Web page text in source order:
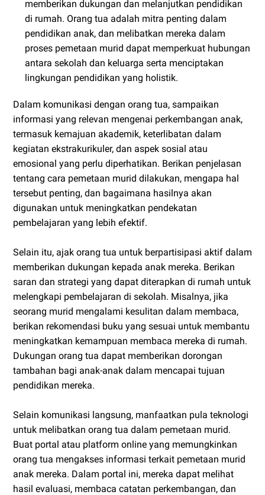
memberikan dukungan dan melanjutkan pendidikan
di rumah. Orang tua adalah mitra penting dalam
pendidikan anak, dan melibatkan mereka dalam
proses pemetaan murid dapat memperkuat hubungan
antara sekolah dan keluarga serta menciptakan
lingkungan pendidikan yang holistik.
Dalam komunikasi dengan orang tua, sampaikan
informasi yang relevan mengenai perkembangan anak,
termasuk kemajuan akademik, keterlibatan dalam
kegiatan ekstrakurikuler, dan aspek sosial atau
emosional yang perlu diperhatikan. Berikan penjelasan
tentang cara pemetaan murid dilakukan, mengapa hal
tersebut penting, dan bagaimana hasilnya akan
digunakan untuk meningkatkan pendekatan
pembelajaran yang lebih efektif.
Selain itu, ajak orang tua untuk berpartisipasi aktif dalam
memberikan dukungan kepada anak mereka. Berikan
saran dan strategi yang dapat diterapkan di rumah untuk
melengkapi pembelajaran di sekolah. Misalnya, jika
seorang murid mengalami kesulitan dalam membaca,
berikan rekomendasi buku yang sesuai untuk membantu
meningkatkan kemampuan membaca mereka di rumah.
Dukungan orang tua dapat memberikan dorongan
tambahan bagi anak-anak dalam mencapai tujuan
pendidikan mereka.
Selain komunikasi langsung, manfaatkan pula teknologi
untuk melibatkan orang tua dalam pemetaan murid.
Buat portal atau platform online yang memungkinkan
orang tua mengakses informasi terkait pemetaan murid
anak mereka. Dalam portal ini, mereka dapat melihat
hasil evaluasi, membaca catatan perkembangan, dan